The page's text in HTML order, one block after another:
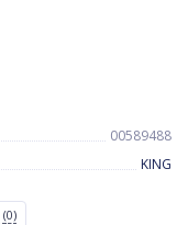
00589488
KING
(0)